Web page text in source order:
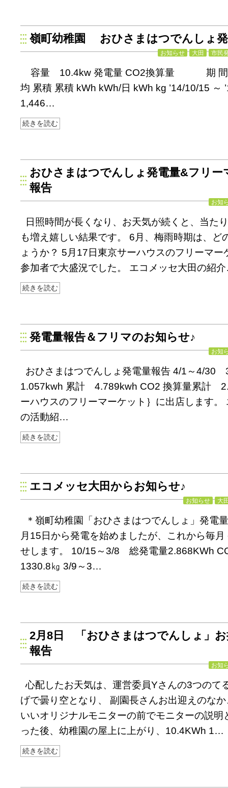
嶺町幼稚園 おひさまはつでんしょ
お知らせ 大田 市民
容量 10.4kw 発電量 CO2換算量 期 間
均 累積 累積 kWh kWh/日 kWh kg ’14/10/15 ～
1,446…
続きを読む
おひさまはつでんしょ発電量&フリー
報告
お知
日照時間が長くなり、お天気が続くと、当た
も増え嬉しい結果です。 6月、梅雨時期は、ど
ょうか？ 5月17日東京サーハウスのフリーマー
参加者で大盛況でした。 エコメッセ大田の紹
続きを読む
発電量報告＆フリマのお知らせ♪
お知
おひさまはつでんしょ発電量報告 4/1～4/
1.057kwh 累計 4.789kwh CO2 換算量累計
ーハウスのフリーマーケット｝に出店します。
の活動紹…
続きを読む
エコメッセ大田からお知らせ♪
お知らせ 大
＊嶺町幼稚園「おひさまはつでんしょ」発電
月15日から発電を始めましたが、これから毎
せします。 10/15～3/8 総発電量2.868KWh
1330.8㎏ 3/9～3…
続きを読む
2月8日 「おひさまはつでんしょ」お
報告
お知
心配したお天気は、運営委員Yさんの3つのて
げで曇り空となり、 副園長さんお出迎えのな
いいオリジナルモニターの前でモニターの説明
った後、幼稚園の屋上に上がり、10.4KWh 1…
続きを読む